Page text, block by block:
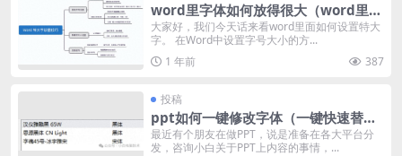
word里字体如何放得很大（word里面
设置特大字教程）
大家好，我们今天话来看word里面如何设置特大
字。 在Word中设置字号大小的方...
1 年前
387
投稿
ppt如何一键修改字体（一键快速替换
PPT上的字体方法）
最近有个朋友在做PPT，说是准备在各大平台分
发，咨询小白关于PPT上内容的事情，...